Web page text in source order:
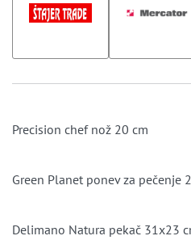
Precision chef nož 20 cm
Green Planet ponev za pečenje
Delimano Natura pekač 31x23